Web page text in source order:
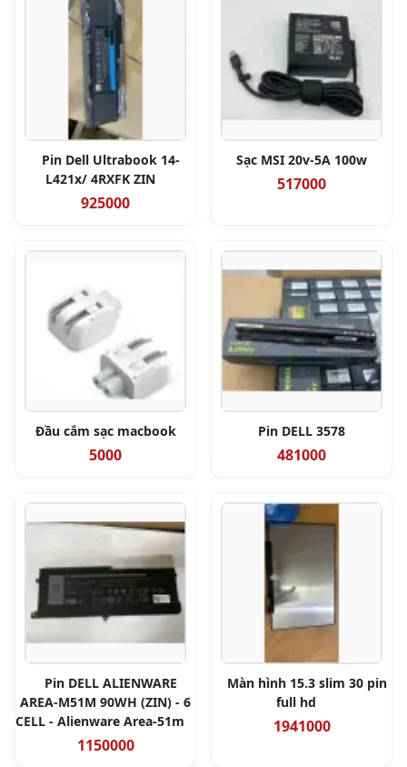
Pin Dell Ultrabook 14-
L421x/ 4RXFK ZIN
925000
Sạc MSI 20v-5A 100w
517000
Đầu cắm sạc macbook
5000
Pin DELL 3578
481000
Pin DELL ALIENWARE
AREA-M51M 90WH (ZIN) - 6
CELL - Alienware Area-51m
1150000
Màn hình 15.3 slim 30 pin
full hd
1941000